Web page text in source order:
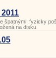
špatnými, fyzicky
na disku.